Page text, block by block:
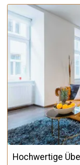
Hochwertige